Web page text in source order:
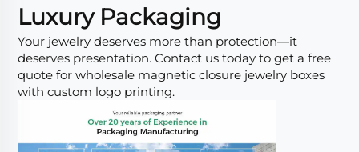
Luxury Packaging
Your jewelry deserves more than protection—it
deserves presentation. Contact us today to get a free
quote for wholesale magnetic closure jewelry boxes
with custom logo printing.